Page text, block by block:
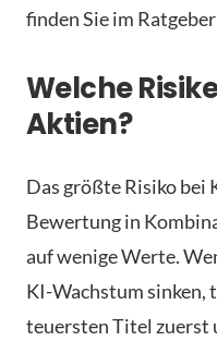
finden Sie im Ratgeber
Welche
Aktien?
Das größte Risiko bei
Bewertung in
auf wenige Werte.
KI-Wachstum sinken,
teuersten Titel zuerst